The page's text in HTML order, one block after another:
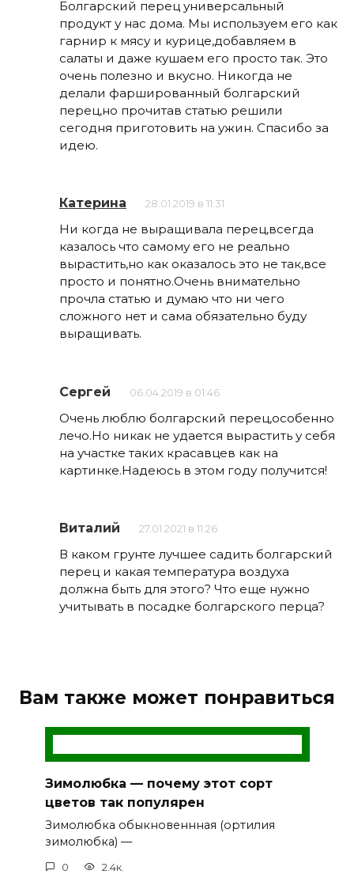
Болгарский перец универсальный
продукт у нас дома. Мы используем его как
гарнир к мясу и курице,добавляем в
салаты и даже кушаем его просто так. Это
очень полезно и вкусно. Никогда не
делали фаршированный болгарский
перец,но прочитав статью решили
сегодня приготовить на ужин. Спасибо за
идею.
Катерина 28.01.2019 в 11:31
Ни когда не выращивала перец,всегда
казалось что самому его не реально
вырастить,но как оказалось это не так,все
просто и понятно.Очень внимательно
прочла статью и думаю что ни чего
сложного нет и сама обязательно буду
выращивать.
Сергей 06.04.2019 в 01:46
Очень люблю болгарский перец,особенно
лечо.Но никак не удается вырастить у себя
на участке таких красавцев как на
картинке.Надеюсь в этом году получится!
Виталий 27.01.2021 в 11:26
В каком грунте лучшее садить болгарский
перец и какая температура воздуха
должна быть для этого? Что еще нужно
учитывать в посадке болгарского перца?
Вам также может понравиться
Зимолюбка — почему этот сорт
цветов так популярен
Зимолюбка обыкновеннная (ортилия
зимолюбка) —
0 2.4к.